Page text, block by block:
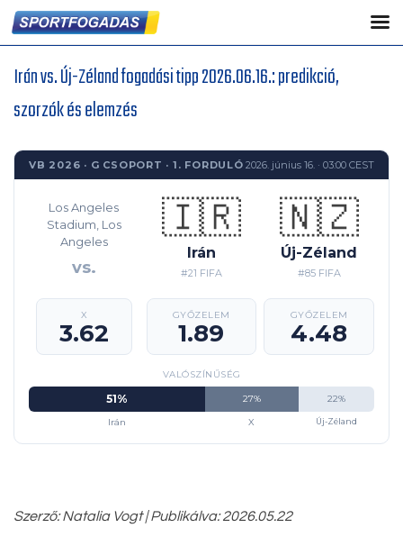
Irán vs. Új-Zéland fogadási tipp 2026.06.16.: predikció,
szorzók és elemzés
VB 2026 · G CSOPORT · 1. FORDULÓ 2026. június 16. · 03:00 CEST
🇮🇷
Irán
#21 FIFA
GYŐZELEM
1.89
Los Angeles
Stadium, Los
Angeles
vs.
X
3.62
🇳🇿
Új-Zéland
#85 FIFA
GYŐZELEM
4.48
VALÓSZÍNŰSÉG
51% 27%
22%
Irán
X Új-Zéland
Szerző: Natalia Vogt | Publikálva: 2026.05.22